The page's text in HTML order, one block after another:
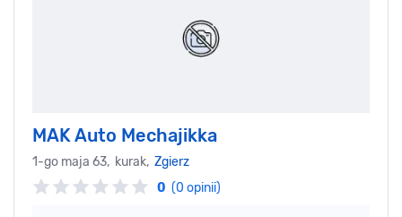
MAK Auto Mechajikka
1-go maja 63, kurak, Zgierz
0 (0 opinii)